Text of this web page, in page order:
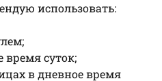
использовать:
время суток;
в дневное время